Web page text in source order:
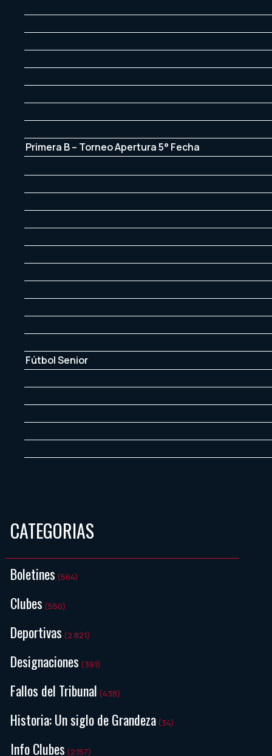
Primera B – Torneo Apertura 5° Fecha
Fútbol Senior
CATEGORIAS
Boletines (564)
Clubes (550)
Deportivas (2.821)
Designaciones (391)
Fallos del Tribunal (438)
Historia: Un siglo de Grandeza (34)
Info Clubes (2.157)